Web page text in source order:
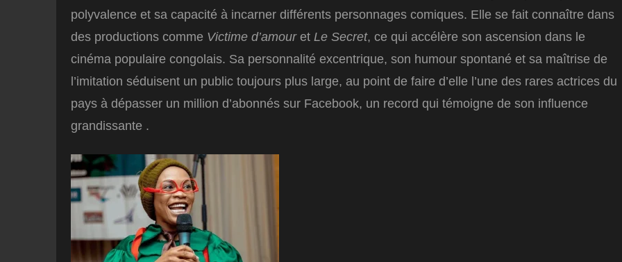
polyvalence et sa capacité à incarner différents personnages comiques. Elle se fait connaître dans
des productions comme Victime d’amouret Le Secret, ce qui accélère son ascension dans le
cinéma populaire congolais. Sa personnalité excentrique, son humour spontané et sa maîtrise de
l’imitation séduisent un public toujours plus large, au point de faire d’elle l’une des rares actrices du
pays à dépasser un million d’abonnés sur Facebook, un record qui témoigne de son influence
grandissante .